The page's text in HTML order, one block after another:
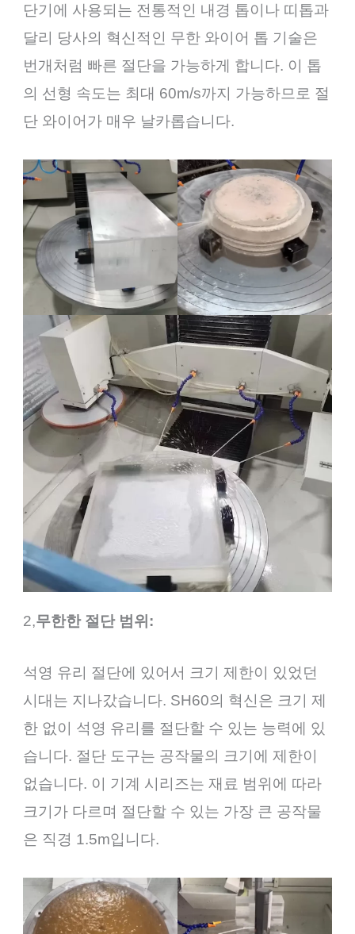
단기에 사용되는 전통적인 내경 톱이나 띠톱과
달리 당사의 혁신적인 무한 와이어 톱 기술은
번개처럼 빠른 절단을 가능하게 합니다. 이 톱
의 선형 속도는 최대 60m/s까지 가능하므로 절
단 와이어가 매우 날카롭습니다.
2,무한한 절단 범위:
석영 유리 절단에 있어서 크기 제한이 있었던
시대는 지나갔습니다. SH60의 혁신은 크기 제
한 없이 석영 유리를 절단할 수 있는 능력에 있
습니다. 절단 도구는 공작물의 크기에 제한이
없습니다. 이 기계 시리즈는 재료 범위에 따라
크기가 다르며 절단할 수 있는 가장 큰 공작물
은 직경 1.5m입니다.